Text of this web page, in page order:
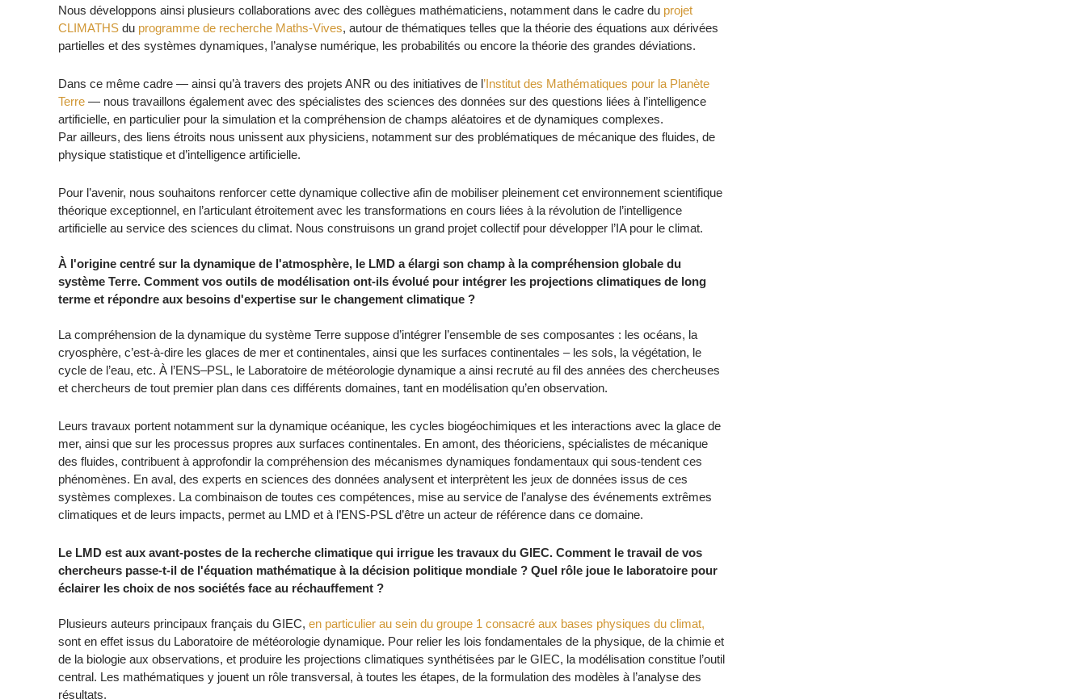
Nous développons ainsi plusieurs collaborations avec des collègues mathématiciens, notamment dans le cadre du projet
CLIMATHS du programme de recherche Maths-Vives, autour de thématiques telles que la théorie des équations aux dérivées
partielles et des systèmes dynamiques, l’analyse numérique, les probabilités ou encore la théorie des grandes déviations.
Dans ce même cadre — ainsi qu’à travers des projets ANR ou des initiatives de l’Institut des Mathématiques pour la Planète
Terre — nous travaillons également avec des spécialistes des sciences des données sur des questions liées à l’intelligence
artificielle, en particulier pour la simulation et la compréhension de champs aléatoires et de dynamiques complexes.
Par ailleurs, des liens étroits nous unissent aux physiciens, notamment sur des problématiques de mécanique des fluides, de
physique statistique et d’intelligence artificielle.
Pour l’avenir, nous souhaitons renforcer cette dynamique collective afin de mobiliser pleinement cet environnement scientifique
théorique exceptionnel, en l’articulant étroitement avec les transformations en cours liées à la révolution de l’intelligence
artificielle au service des sciences du climat. Nous construisons un grand projet collectif pour développer l’IA pour le climat.
À l'origine centré sur la dynamique de l'atmosphère, le LMD a élargi son champ à la compréhension globale du
système Terre. Comment vos outils de modélisation ont-ils évolué pour intégrer les projections climatiques de long
terme et répondre aux besoins d'expertise sur le changement climatique ?
La compréhension de la dynamique du système Terre suppose d’intégrer l’ensemble de ses composantes : les océans, la
cryosphère, c’est-à-dire les glaces de mer et continentales, ainsi que les surfaces continentales – les sols, la végétation, le
cycle de l’eau, etc. À l’ENS–PSL, le Laboratoire de météorologie dynamique a ainsi recruté au fil des années des chercheuses
et chercheurs de tout premier plan dans ces différents domaines, tant en modélisation qu’en observation.
Leurs travaux portent notamment sur la dynamique océanique, les cycles biogéochimiques et les interactions avec la glace de
mer, ainsi que sur les processus propres aux surfaces continentales. En amont, des théoriciens, spécialistes de mécanique
des fluides, contribuent à approfondir la compréhension des mécanismes dynamiques fondamentaux qui sous-tendent ces
phénomènes. En aval, des experts en sciences des données analysent et interprètent les jeux de données issus de ces
systèmes complexes. La combinaison de toutes ces compétences, mise au service de l’analyse des événements extrêmes
climatiques et de leurs impacts, permet au LMD et à l’ENS-PSL d’être un acteur de référence dans ce domaine.
Le LMD est aux avant-postes de la recherche climatique qui irrigue les travaux du GIEC. Comment le travail de vos
chercheurs passe-t-il de l'équation mathématique à la décision politique mondiale ? Quel rôle joue le laboratoire pour
éclairer les choix de nos sociétés face au réchauffement ?
Plusieurs auteurs principaux français du GIEC, en particulier au sein du groupe 1 consacré aux bases physiques du climat,
sont en effet issus du Laboratoire de météorologie dynamique. Pour relier les lois fondamentales de la physique, de la chimie et
de la biologie aux observations, et produire les projections climatiques synthétisées par le GIEC, la modélisation constitue l’outil
central. Les mathématiques y jouent un rôle transversal, à toutes les étapes, de la formulation des modèles à l’analyse des
résultats.